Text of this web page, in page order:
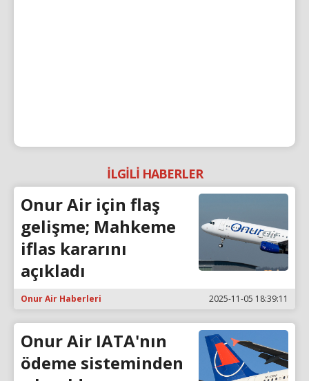
İLGİLİ HABERLER
Onur Air için flaş
gelişme; Mahkeme
iflas kararını
açıkladı
Onur Air Haberleri 2025-11-05 18:39:11
Onur Air IATA'nın
ödeme sisteminden